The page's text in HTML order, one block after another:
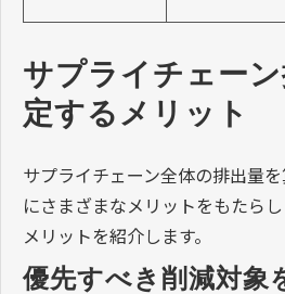
サプライチェー
定するメリット
サプライチェーン全体の排出量
にさまざまなメリットをもたら
メリットを紹介します。
優先すべき削減対象